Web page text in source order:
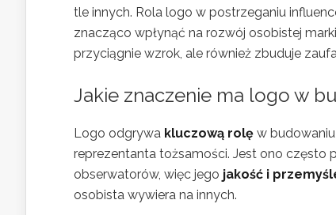
tle innych. Rola logo w postrzeganiu
znacząco wpłynąć na rozwój osobistej
przyciągnie wzrok, ale również zbuduje
Jakie znaczenie ma logo w
Logo odgrywa kluczową rolę w
reprezentanta tożsamości. Jest ono często
obserwatorów, więc jego jakość i
osobista wywiera na innych.